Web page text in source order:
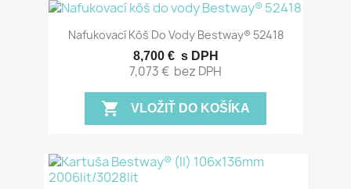
Nafukovací Kôš Do Vody Bestway® 52418
8,700 € s DPH
7,073 € bez DPH
shopping_cart VLOŽIŤ DO KOŠÍKA